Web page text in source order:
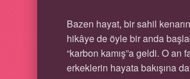
Bazen hayat, bir sahil
hikâye de öyle bir anda
“karbon kamış”a geldi. O
erkeklerin hayata bakışına